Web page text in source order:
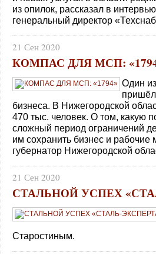
из опилок, рассказал в
генеральный директор
21 Сен 2020
КОМПАС ДЛЯ МСП:
Один
бизнеса. В Нижегородской
470 тыс. человек. О том, какую
сложный период ограничений
им сохранить бизнес и рабочие
губернатор Нижегородской
21 Сен 2020
СТАЛЬНОЙ УСПЕХ
Старостиным.